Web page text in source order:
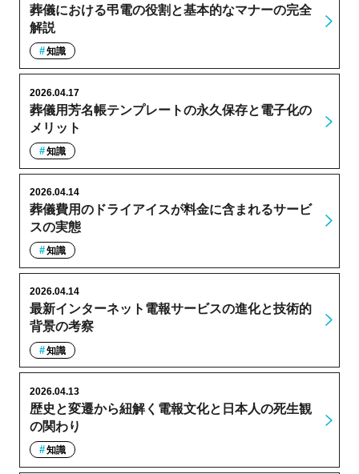
葬儀における弔電の役割と基本的なマナーの完全
解説
知識
葬儀用芳名帳テンプレートの永久保存と電子化の
メリット
2026.04.17
知識
葬儀費用のドライアイスが料金に含まれるサービ
スの実態
2026.04.14
知識
最新インターネット電報サービスの進化と技術的
背景の考察
2026.04.14
知識
歴史と変遷から紐解く電報文化と日本人の死生観
の関わり
2026.04.13
知識